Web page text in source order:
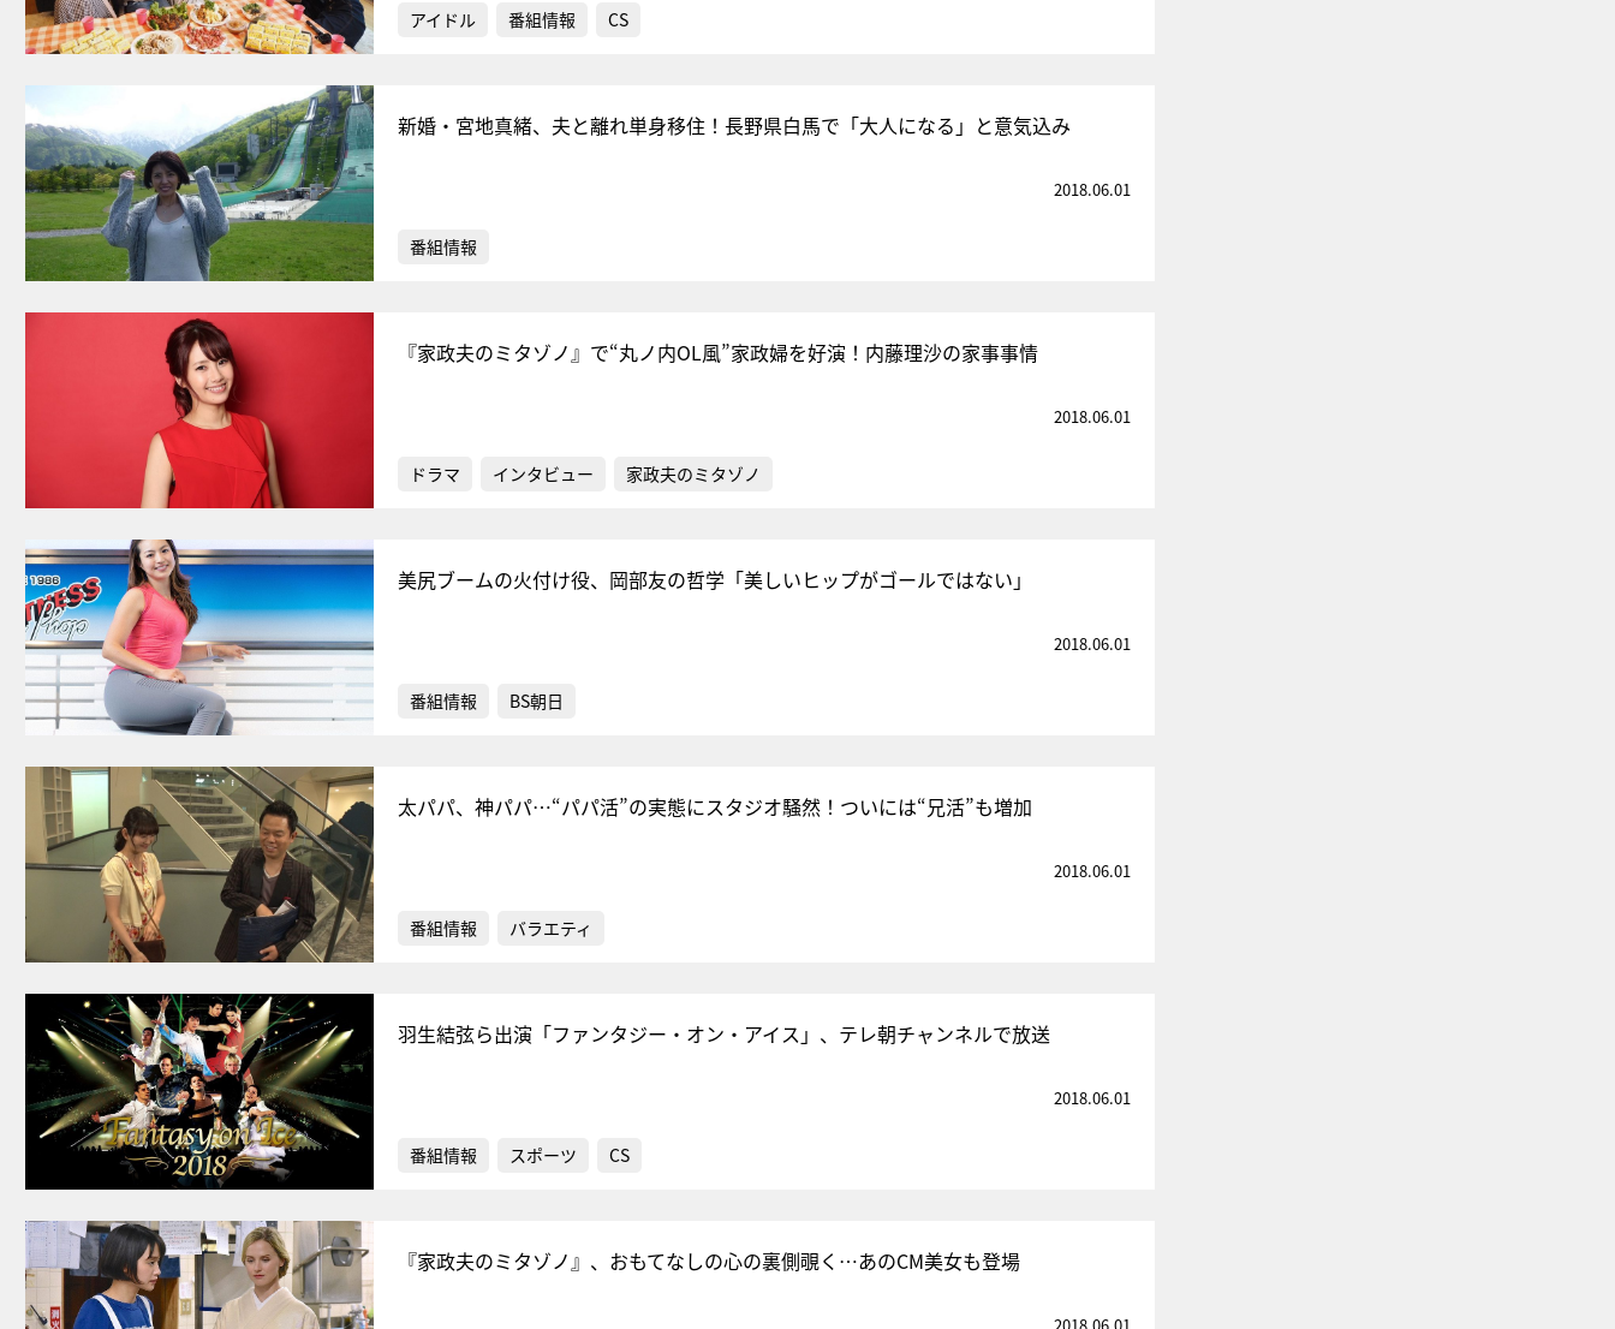
アイドル 番組情報 CS
新婚・宮地真緒、夫と離れ単身移住！長野県白馬で「大人になる」と意気込み
2018.06.01
番組情報
『家政夫のミタゾノ』で“丸ノ内OL風”家政婦を好演！内藤理沙の家事事情
2018.06.01
ドラマ インタビュー 家政夫のミタゾノ
美尻ブームの火付け役、岡部友の哲学「美しいヒップがゴールではない」
2018.06.01
番組情報 BS朝日
太パパ、神パパ…“パパ活”の実態にスタジオ騒然！ついには“兄活”も増加
2018.06.01
番組情報 バラエティ
羽生結弦ら出演「ファンタジー・オン・アイス」、テレ朝チャンネルで放送
2018.06.01
番組情報 スポーツ CS
『家政夫のミタゾノ』、おもてなしの心の裏側覗く…あのCM美女も登場
2018.06.01